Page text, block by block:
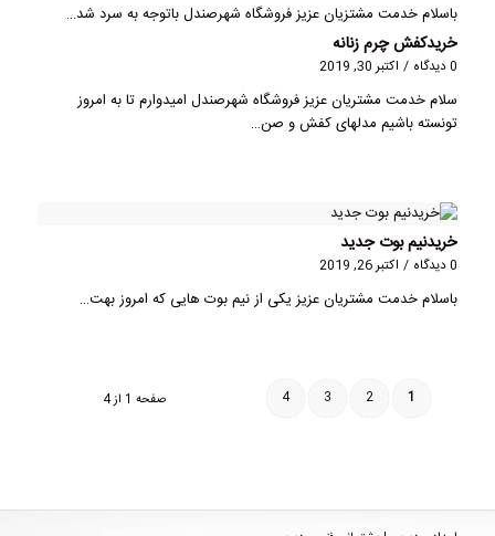
باسلام خدمت مشتزیان عزیز فروشگاه شهرصندل باتوجه به سرد شد…
خریدکفش چرم زنانه
0 دیدگاه / اکتبر 30, 2019
سلام خدمت مشتریان عزیز فروشگاه شهرصندل امیدوارم تا به امروز
تونسته باشیم مدلهای کفش و صن…
خریدنیم بوت جدید
0 دیدگاه / اکتبر 26, 2019
باسلام خدمت مشتریان عزیز یکی از نیم بوت هایی که امروز بهت…
صفحه 1 از 4 1
2
3
4